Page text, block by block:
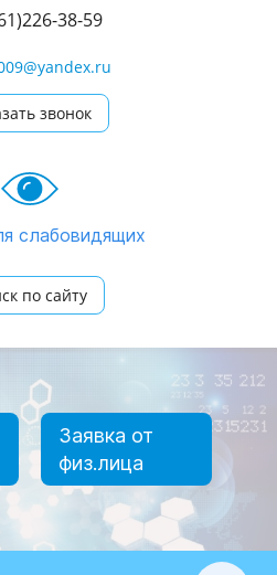
38-59
звонок
слабовидящих
по сайту
Заявка от
физ.лица